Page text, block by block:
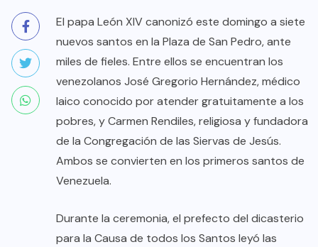
El papa León XIV canonizó este domingo a siete
nuevos santos en la Plaza de San Pedro, ante
miles de fieles. Entre ellos se encuentran los
venezolanos José Gregorio Hernández, médico
laico conocido por atender gratuitamente a los
pobres, y Carmen Rendiles, religiosa y fundadora
de la Congregación de las Siervas de Jesús.
Ambos se convierten en los primeros santos de
Venezuela.
Durante la ceremonia, el prefecto del dicasterio
para la Causa de todos los Santos leyó las